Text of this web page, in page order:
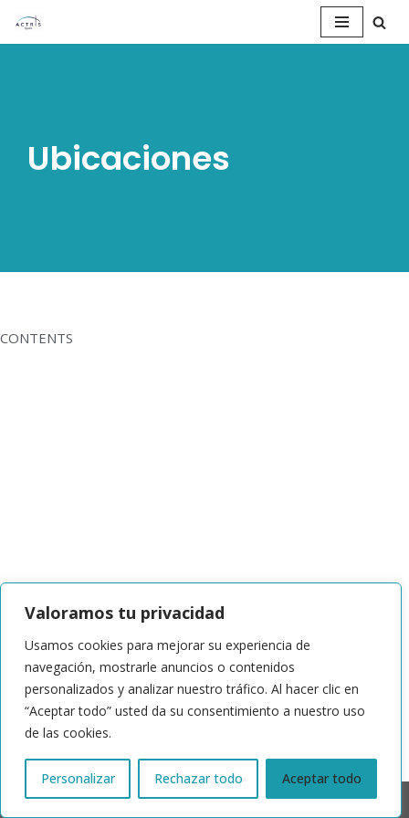
Valoramos tu privacidad
Usamos cookies para mejorar su experiencia de
navegación, mostrarle anuncios o contenidos
personalizados y analizar nuestro tráfico. Al hacer clic en
“Aceptar todo” usted da su consentimiento a nuestro uso
de las cookies.
Personalizar Rechazar todo Aceptar todo
Saltar
Ubicaciones
CONTENTS
© 2024 | ACTRIS España